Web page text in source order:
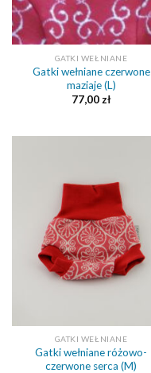
GATKI WEŁNIANE
Gatki wełniane czerwone
maziaje (L)
77,00 zł
GATKI WEŁNIANE
Gatki wełniane różowo-
czerwone serca (M)